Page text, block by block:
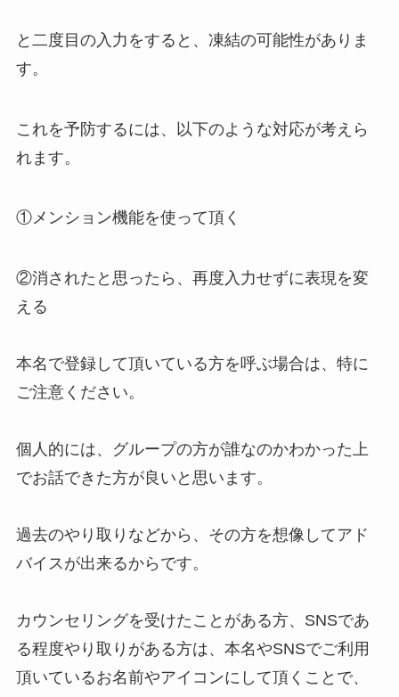
と二度目の入力をすると、凍結の可能性がありま
す。
これを予防するには、以下のような対応が考えら
れます。
①メンション機能を使って頂く
②消されたと思ったら、再度入力せずに表現を変
える
本名で登録して頂いている方を呼ぶ場合は、特に
ご注意ください。
個人的には、グループの方が誰なのかわかった上
でお話できた方が良いと思います。
過去のやり取りなどから、その方を想像してアド
バイスが出来るからです。
カウンセリングを受けたことがある方、SNSであ
る程度やり取りがある方は、本名やSNSでご利用
頂いているお名前やアイコンにして頂くことで、